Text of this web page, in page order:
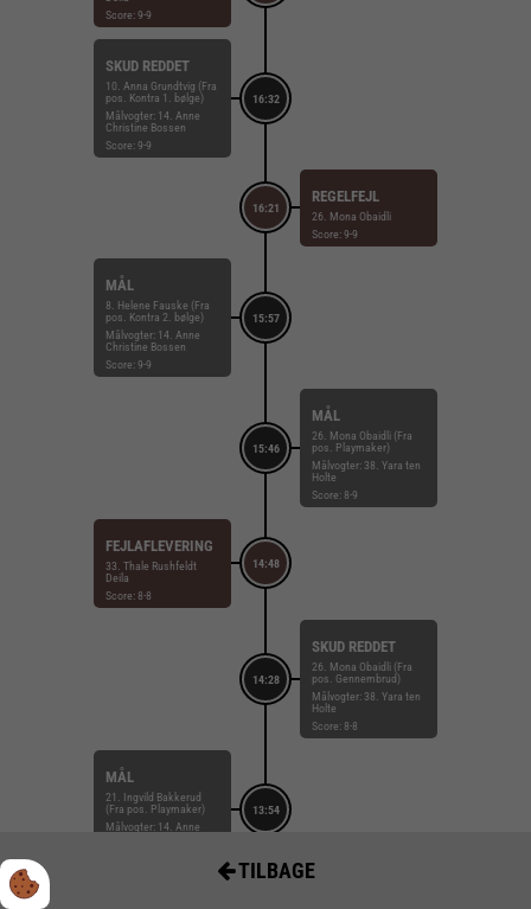
Score: 9-9
16:32
SKUD REDDET
10. Anna Grundtvig (Fra
pos. Kontra 1. bølge)
Målvogter: 14. Anne
Christine Bossen
Score: 9-9
16:21
REGELFEJL
26. Mona Obaidli
Score: 9-9
15:57
MÅL
8. Helene Fauske (Fra
pos. Kontra 2. bølge)
Målvogter: 14. Anne
Christine Bossen
Score: 9-9
15:46
MÅL
26. Mona Obaidli (Fra
pos. Playmaker)
Målvogter: 38. Yara ten
Holte
Score: 8-9
14:48
FEJLAFLEVERING
33. Thale Rushfeldt
Deila
Score: 8-8
14:28
SKUD REDDET
26. Mona Obaidli (Fra
pos. Gennembrud)
Målvogter: 38. Yara ten
Holte
Score: 8-8
13:54
MÅL
21. Ingvild Bakkerud
(Fra pos. Playmaker)
Målvogter: 14. Anne
TILBAGE